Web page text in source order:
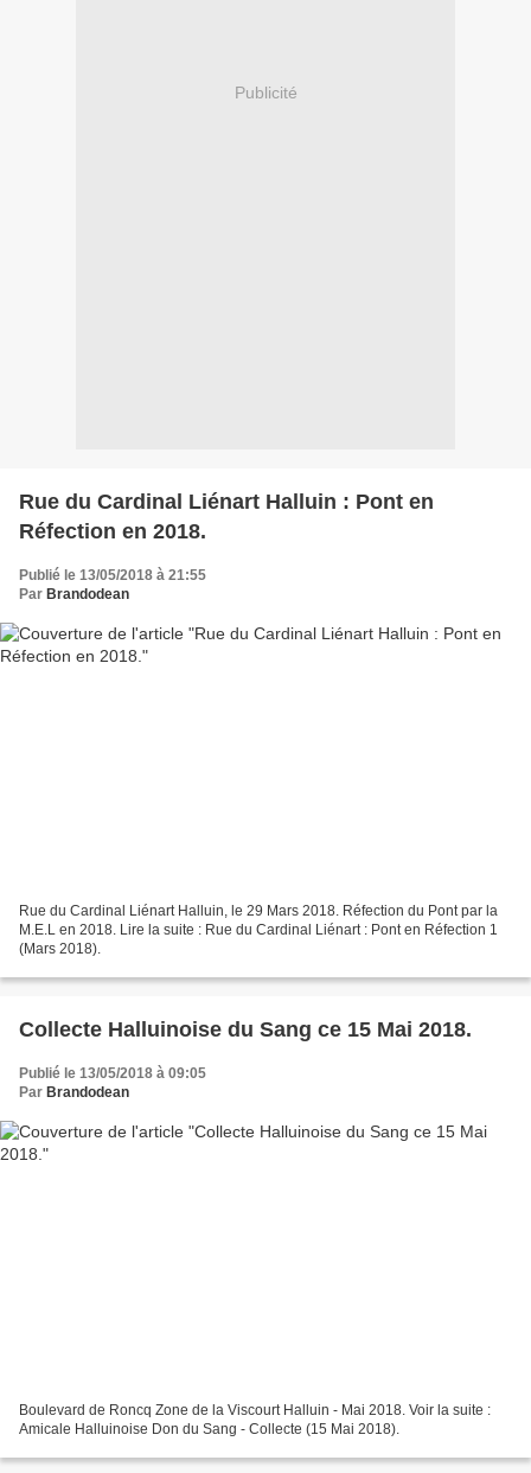
Publicité
Rue du Cardinal Liénart Halluin : Pont en
Réfection en 2018.
Publié le 13/05/2018 à 21:55
Par Brandodean
Rue du Cardinal Liénart Halluin, le 29 Mars 2018. Réfection du Pont par la
M.E.L en 2018. Lire la suite : Rue du Cardinal Liénart : Pont en Réfection 1
(Mars 2018).
Collecte Halluinoise du Sang ce 15 Mai 2018.
Publié le 13/05/2018 à 09:05
Par Brandodean
Boulevard de Roncq Zone de la Viscourt Halluin - Mai 2018. Voir la suite :
Amicale Halluinoise Don du Sang - Collecte (15 Mai 2018).